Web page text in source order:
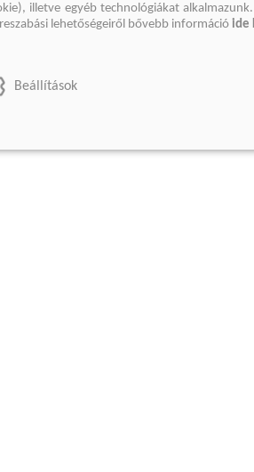
illetve egyéb technológiákat
lehetőségeiről bővebb információ ide
Beállítások